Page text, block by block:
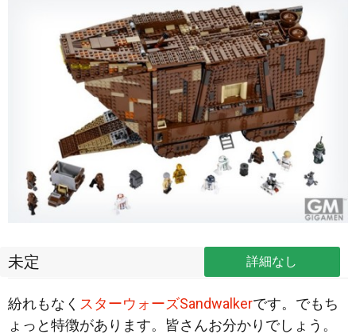
未定 詳細なし
紛れもなく スターウォーズSandwalkerです。でもち
ょっと特徴があります。皆さんお分かりでしょう。